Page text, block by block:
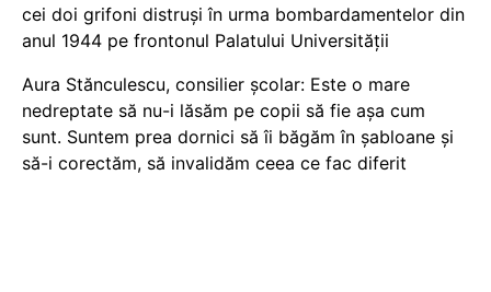
cei doi grifoni distruși în urma bombardamentelor din
anul 1944 pe frontonul Palatului Universității
Aura Stănculescu, consilier școlar: Este o mare
nedreptate să nu-i lăsăm pe copii să fie așa cum
sunt. Suntem prea dornici să îi băgăm în șabloane și
să-i corectăm, să invalidăm ceea ce fac diferit